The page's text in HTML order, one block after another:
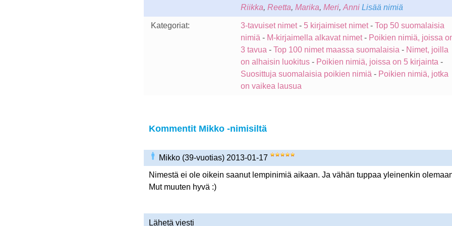
Riikka, Reetta, Marika, Meri, Anni Lisää nimiä
Kategoriat: 3-tavuiset nimet- 5 kirjaimiset nimet- Top 50 suomalaisia
nimiä - M-kirjaimella alkavat nimet- Poikien nimiä, joissa
3 tavua - Top 100 nimet maassa suomalaisia - Nimet, joilla
on alhaisin luokitus- Poikien nimiä, joissa on 5 kirjainta -
Suosittuja suomalaisia poikien nimiä - Poikien nimiä, jotka
on vaikea lausua
Kommentit Mikko -nimisiltä
Mikko (39-vuotias) 2013-01-17
Nimestä ei ole oikein saanut lempinimiä aikaan. Ja vähän tuppaa yleinenkin
Mut muuten hyvä :)
Lähetä viesti